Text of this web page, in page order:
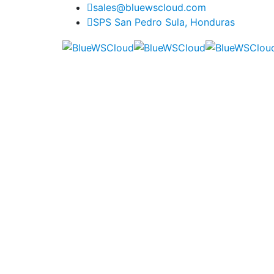
sales@bluewscloud.com
SPS San Pedro Sula, Honduras